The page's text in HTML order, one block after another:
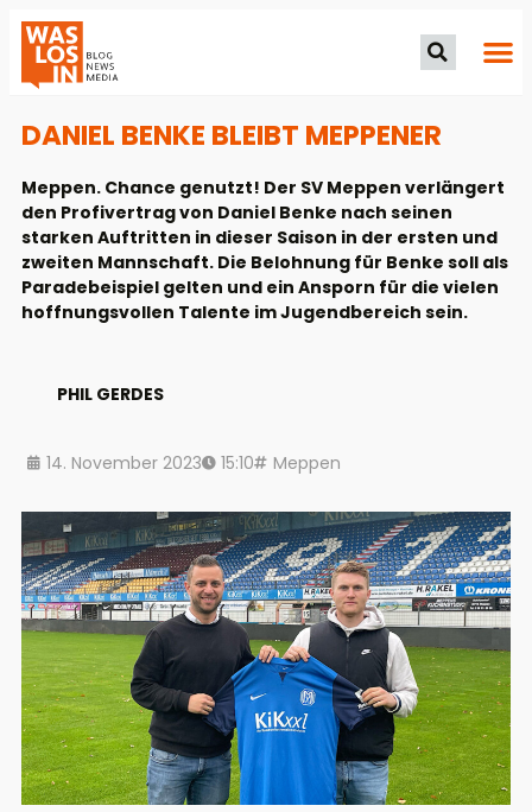
DANIEL BENKE BLEIBT MEPPENER
Meppen. Chance genutzt! Der SV Meppen verlängert
den Profivertrag von Daniel Benke nach seinen
starken Auftritten in dieser Saison in der ersten und
zweiten Mannschaft. Die Belohnung für Benke soll als
Paradebeispiel gelten und ein Ansporn für die vielen
hoffnungsvollen Talente im Jugendbereich sein.
PHIL GERDES
14. November 2023 15:10 Meppen